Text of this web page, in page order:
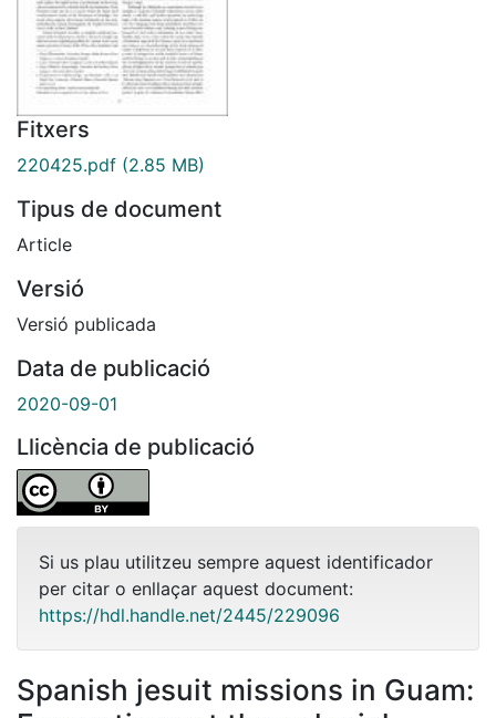
Fitxers
220425.pdf (2.85 MB)
Tipus de document
Article
Versió
Versió publicada
Data de publicació
2020-09-01
Llicència de publicació
Si us plau utilitzeu sempre aquest identificador
per citar o enllaçar aquest document:
https://hdl.handle.net/2445/229096
Spanish jesuit missions in Guam: